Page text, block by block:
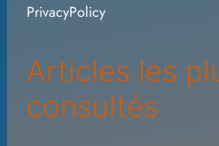
v
s
PrivacyPolicy
Articles les
consultés